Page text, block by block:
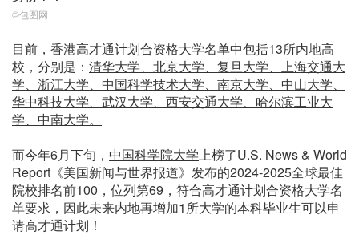
©包图网
目前，香港高才通计划合资格大学名单中包括13所内地高
校，分别是： 清华大学、北京大学、复旦大学、上海交通大
学、浙江大学、中国科学技术大学、南京大学、中山大学、
华中科技大学、武汉大学、西安交通大学、哈尔滨工业大
学、中南大学。
而今年6月下旬， 中国科学院大学上榜了U.S. News & World
Report《美国新闻与世界报道》发布的2024-2025全球最佳
院校排名前100，位列第69，符合高才通计划合资格大学名
单要求，因此未来内地再增加1所大学的本科毕业生可以申
请高才通计划！